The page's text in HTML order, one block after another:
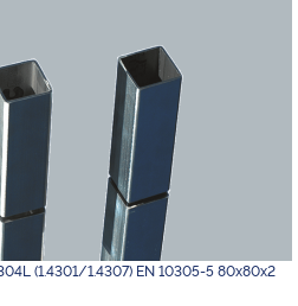
(1.4301/1.4307) EN 10305-5 80х80х2